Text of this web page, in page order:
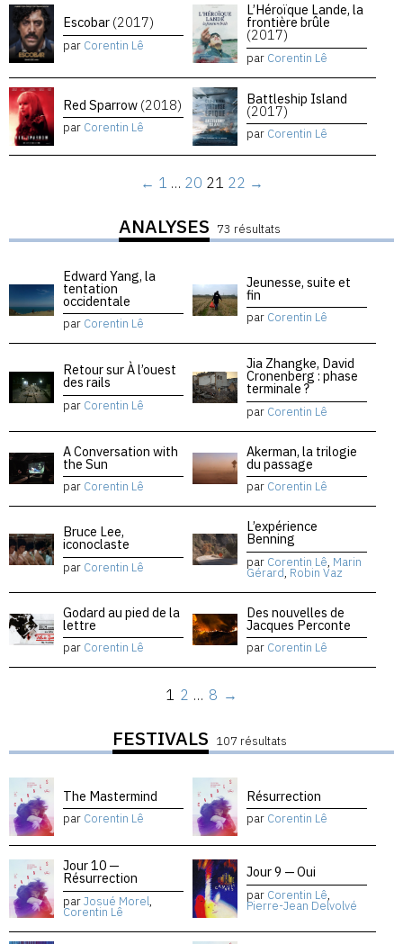
Escobar (2017)
par Corentin Lê
L’Héroïque Lande, la
frontière brûle
(2017)
par Corentin Lê
Red Sparrow (2018)
par Corentin Lê
Battleship Island
(2017)
par Corentin Lê
← 1 … 20 21 22 →
ANALYSES 73 résultats
Edward Yang, la
tentation
occidentale
par Corentin Lê
Jeunesse, suite et
fin
par Corentin Lê
Retour sur À l’ouest
des rails
par Corentin Lê
Jia Zhangke, David
Cronenberg : phase
terminale ?
par Corentin Lê
A Conversation with
the Sun
par Corentin Lê
Akerman, la trilogie
du passage
par Corentin Lê
Bruce Lee,
iconoclaste
par Corentin Lê
L’expérience
Benning
par Corentin Lê, Marin
Gérard, Robin Vaz
Godard au pied de la
lettre
par Corentin Lê
Des nouvelles de
Jacques Perconte
par Corentin Lê
1 2 … 8 →
FESTIVALS 107 résultats
The Mastermind
par Corentin Lê
Résurrection
par Corentin Lê
Jour 10 —
Résurrection
parJosué Morel,
Corentin Lê
Jour 9 — Oui
par Corentin Lê,
Pierre-Jean Delvolvé